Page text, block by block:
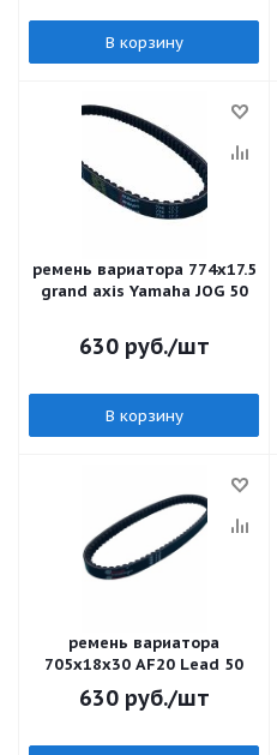
В корзину
ремень вариатора 774х17.5
grand axis Yamaha JOG 50
630руб./шт
В корзину
ремень вариатора
705x18x30 AF20 Lead 50
630руб./шт